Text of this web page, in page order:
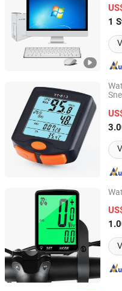
1
Guangdong, China
Jiangsu B-Line Tools Co.,
Jiangsu, China
Jiangsu B-Line Tools Co.,
Jiangsu, China